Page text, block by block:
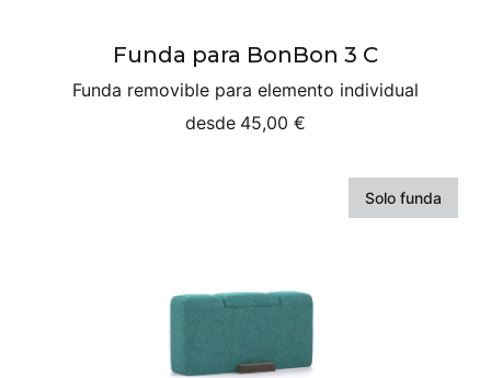
Funda para BonBon 3 C
Funda removible para elemento individual
desde 45,00 €
Solo funda